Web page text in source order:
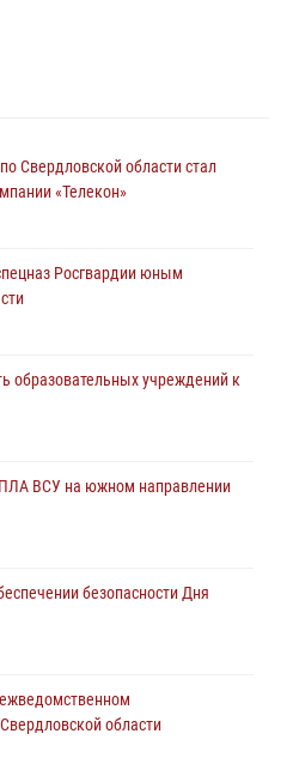
Свердловской области стал
«Телекон»
Росгвардии юным
образовательных учреждений к
ВСУ на южном направлении
безопасности Дня
области